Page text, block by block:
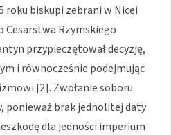
roku biskupi zebrani w Nicei
Cesarstwa Rzymskiego
przypieczętował decyzję,
i równocześnie podejmując
[2]. Zwołanie soboru
ponieważ brak jednolitej daty
dla jedności imperium